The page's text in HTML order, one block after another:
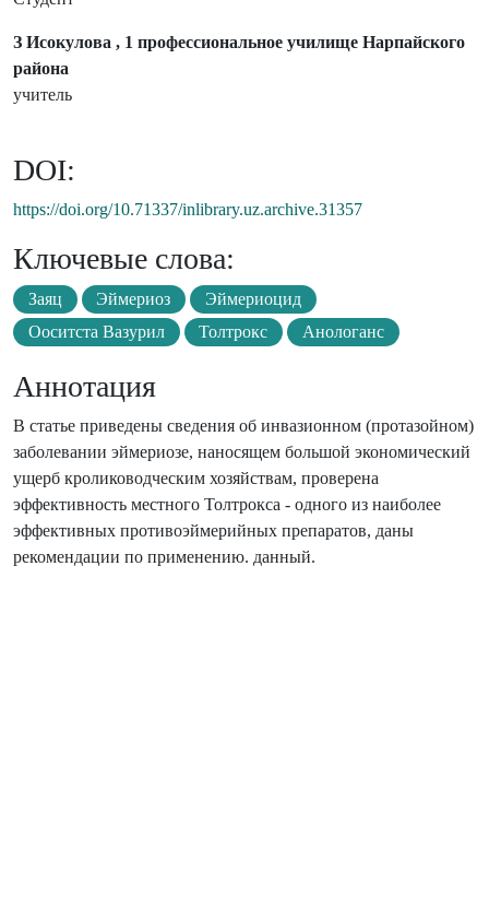
З Исокулова , 1 профессиональное училище Нарпайского
района
учитель
DOI:
https://doi.org/10.71337/inlibrary.uz.archive.31357
Ключевые слова:
Заяц Эймериоз
Эймериоцид
Ооситста Вазурил
Толтрокс Анологанс
Аннотация
В статье приведены сведения об инвазионном (протазойном)
заболевании эймериозе, наносящем большой экономический
ущерб кролиководческим хозяйствам, проверена
эффективность местного Толтрокса - одного из наиболее
эффективных противоэймерийных препаратов, даны
рекомендации по применению. данный.